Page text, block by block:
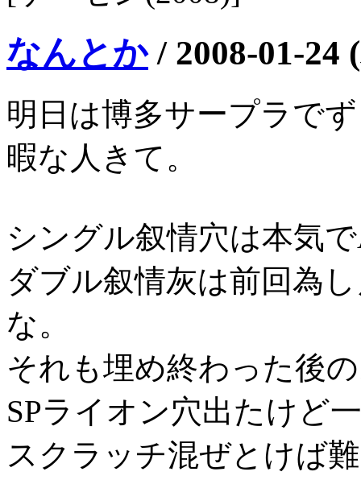
なんとか/ 2008-01-24
明日は博多サープラで
暇な人きて。
シングル叙情穴は本気
ダブル叙情灰は前回為
な。
それも埋め終わった後
SPライオン穴出たけど
スクラッチ混ぜとけば